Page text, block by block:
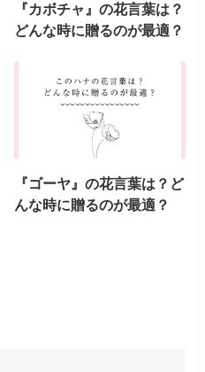
『カボチャ』の花言葉は？
どんな時に贈るのが最適？
『ゴーヤ』の花言葉は？ど
んな時に贈るのが最適？